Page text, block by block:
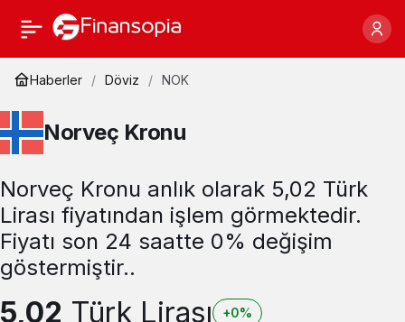
Haberler Döviz NOK
Norveç Kronu
Norveç Kronu anlık olarak 5,02 Türk
Lirası fiyatından işlem görmektedir.
Fiyatı son 24 saatte 0% değişim
göstermiştir..
5,02 Türk Lirası +0%